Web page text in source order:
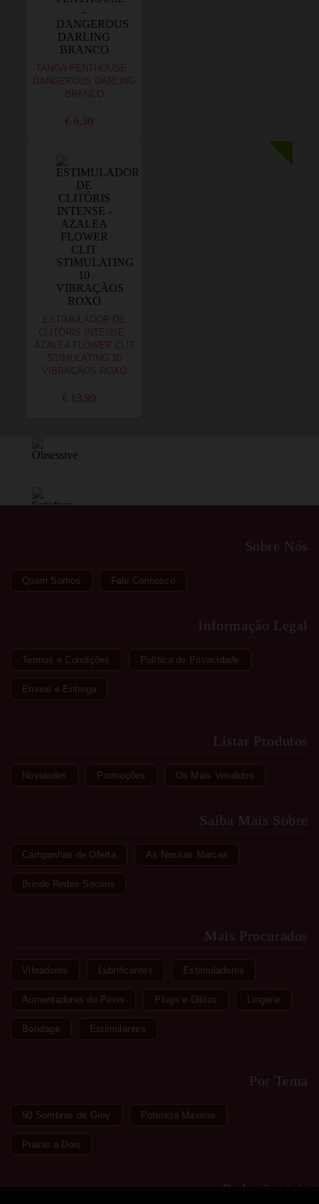
TANGA PENTHOUSE -
DANGEROUS DARLING
BRANCO
€ 6,30
ESTIMULADOR DE
CLITÓRIS INTENSE -
AZALEA FLOWER CLIT
STIMULATING 10
VIBRAÇÃOS ROXO
€ 13,99
Sobre Nós
Quem Somos Fale Connosco
Informação Legal
Termos e Condições Política de Privacidade
Envios e Entrega
Listar Produtos
Novidades Promoções Os Mais Vendidos
Saiba Mais Sobre
Campanhas de Oferta As Nossas Marcas
Brinde Redes Sociais
Mais Procurados
Vibradores Lubrificantes Estimuladores
Aumentadores de Pénis Plugs e Dildos Lingerie
Bondage Estimulantes
Por Tema
50 Sombras de Grey Potencia Maxima
Prazer a Dois
Redes Sociais